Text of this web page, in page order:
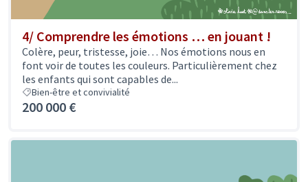
4/ Comprendre les émotions … en jouant !
Colère, peur, tristesse, joie… Nos émotions nous en
font voir de toutes les couleurs. Particulièrement chez
les enfants qui sont capables de...
Bien-être et convivialité
200 000 €